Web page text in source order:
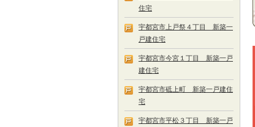
住宅
宇都宮市上戸祭４丁目 新築一
戸建住宅
宇都宮市今宮１丁目 新築一戸
建住宅
宇都宮市砥上町 新築一戸建住
宅
宇都宮市平松３丁目 新築一戸